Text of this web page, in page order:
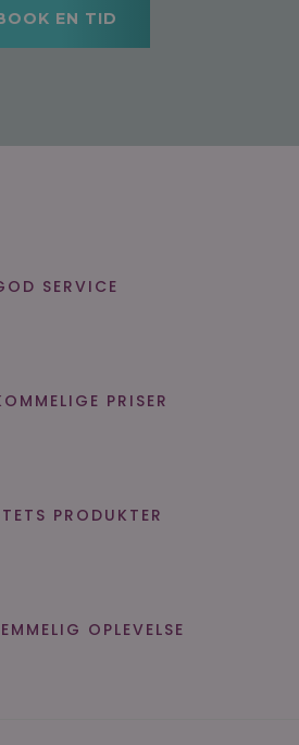
EN TID
SERVICE
PRISER
PRODUKTER
OPLEVELSE